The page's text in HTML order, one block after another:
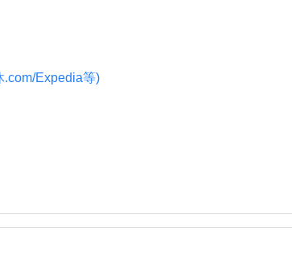
.com/Expedia等)